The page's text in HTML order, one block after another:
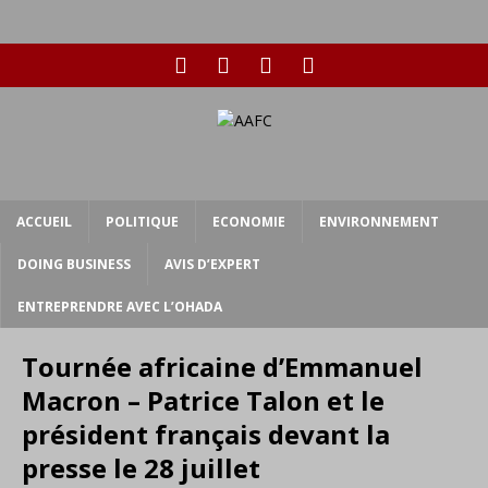
ACCUEIL POLITIQUE ECONOMIE ENVIRONNEMENT
DOING BUSINESS AVIS D’EXPERT
ENTREPRENDRE AVEC L’OHADA
Tournée africaine d’Emmanuel
Macron – Patrice Talon et le
président français devant la
presse le 28 juillet